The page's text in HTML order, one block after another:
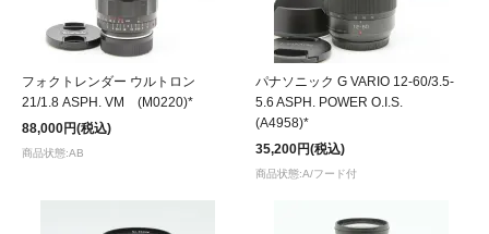
フォクトレンダー ウルトロン
21/1.8 ASPH. VM (M0220)*
88,000円(税込)
商品状態:AB
パナソニック G VARIO 12-60/3.5-
5.6 ASPH. POWER O.I.S.
(A4958)*
35,200円(税込)
商品状態:A/フード付